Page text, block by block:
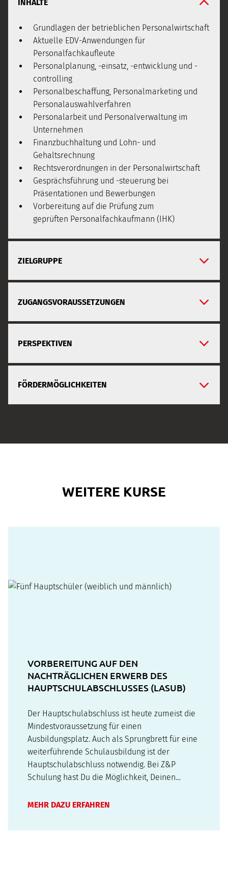
INHALTE
Grundlagen der betrieblichen Personalwirtschaft
Aktuelle EDV-Anwendungen für
Personalfachkaufleute
Personalplanung, -einsatz, -entwicklung und -
controlling
Personalbeschaffung, Personalmarketing und
Personalauswahlverfahren
Personalarbeit und Personalverwaltung im
Unternehmen
Finanzbuchhaltung und Lohn- und
Gehaltsrechnung
Rechtsverordnungen in der Personalwirtschaft
Gesprächsführung und -steuerung bei
Präsentationen und Bewerbungen
Vorbereitung auf die Prüfung zum
geprüften Personalfachkaufmann (IHK)
ZIELGRUPPE
ZUGANGSVORAUSSETZUNGEN
PERSPEKTIVEN
FÖRDERMÖGLICHKEITEN
WEITERE KURSE
VORBEREITUNG AUF DEN
NACHTRÄGLICHEN ERWERB DES
HAUPTSCHULABSCHLUSSES (LASUB)
Der Hauptschulabschluss ist heute zumeist die
Mindestvoraussetzung für einen
Ausbildungsplatz. Auch als Sprungbrett für eine
weiterführende Schulausbildung ist der
Hauptschulabschluss notwendig. Bei Z&P
Schulung hast Du die Möglichkeit, Deinen
Einblicke in einige Berufsfelder zu erhalten.
MEHR DAZU ERFAHREN